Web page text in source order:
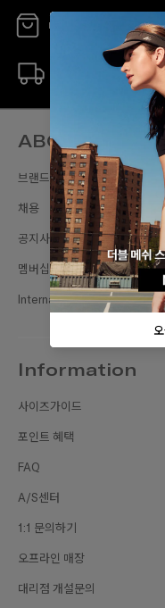
매장 안내
ABOUT
브랜드스토리
채용
공지사항
멤버십
International Sites
Information
사이즈가이드
포인트 혜택
FAQ
A/S센터
1:1 문의하기
오프라인 매장
대리점 개설문의